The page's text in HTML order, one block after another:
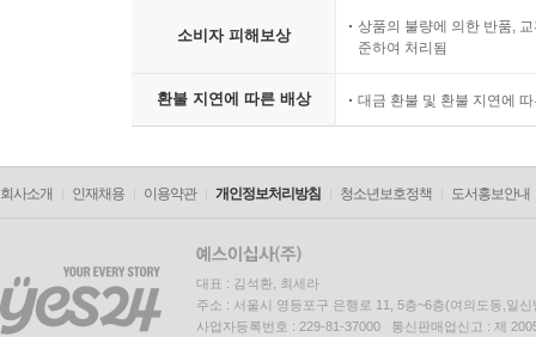
소비자 피해보상
상품의 불량에 의한 반품,
준하여 처리됨
환불 지연에 따른 배상 대금 환불 및 환불 지연에
회사소개 인재채용 이용약관 개인정보처리방침 청소년보호정책 도서홍보안내
대표 : 김석환, 최세라
주소 : 서울시 영등포구 은행로 11, 5층~6층(여의도동,일신
사업자등록번호 : 229-81-37000 통신판매업신고 : 제